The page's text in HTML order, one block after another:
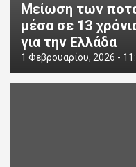
Μείωση των
μέσα σε 13
για την Ελλάδα
1 Φεβρουαρίου, 2026 -